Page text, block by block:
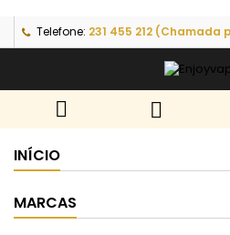
Telefone: 231 455 212
 
INÍCIO
MARCAS